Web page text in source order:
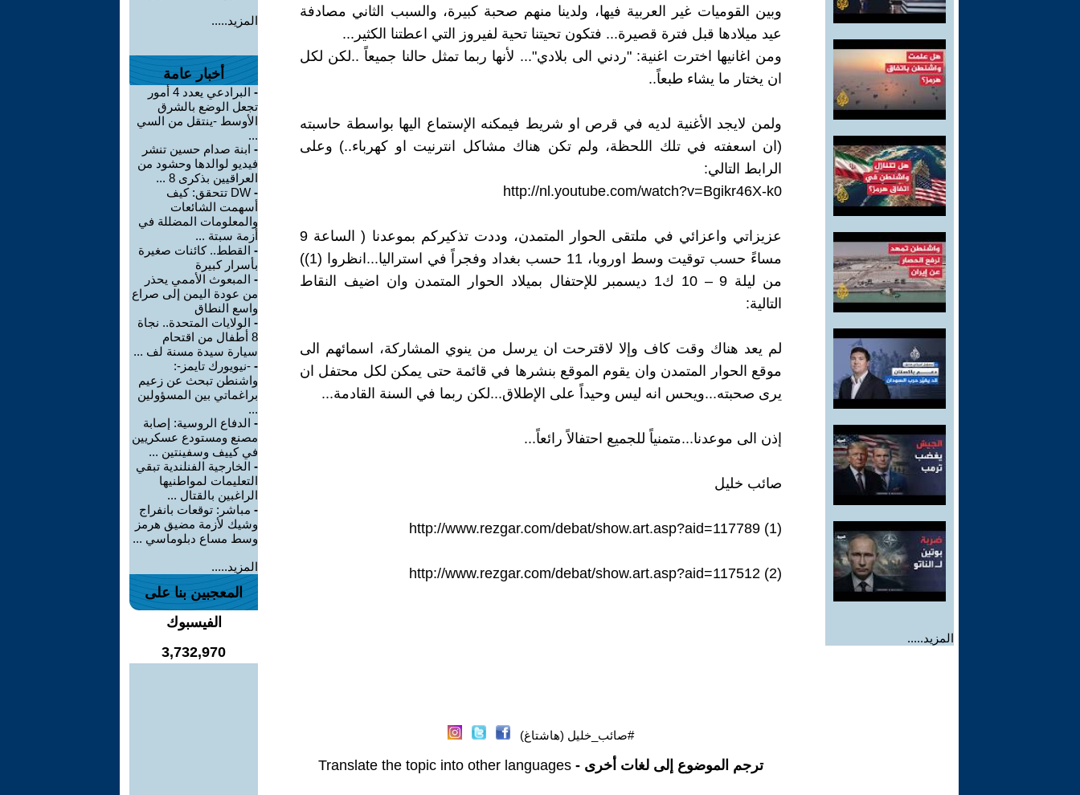
المزيد.....
وبين القوميات غير العربية فيها، ولدينا منهم صحبة كبيرة، والسبب الثاني مصادفة
عيد ميلادها قبل فترة قصيرة... فتكون تحيتنا تحية لفيروز التي اعطتنا الكثير...
ومن اغانيها اخترت اغنية: "ردني الى بلادي"... لأنها ربما تمثل حالنا جميعاً ..لكن لكل
ان يختار ما يشاء طبعاً..
ولمن لايجد الأغنية لديه في قرص او شريط فيمكنه الإستماع اليها بواسطة حاسبته
(ان اسعفته في تلك اللحظة، ولم تكن هناك مشاكل انترنيت او كهرباء..) وعلى
الرابط التالي:
http://nl.youtube.com/watch?v=Bgikr46X-k0
عزيزاتي واعزائي في ملتقى الحوار المتمدن، وددت تذكيركم بموعدنا ( الساعة 9
مساءً حسب توقيت وسط اوروبا، 11 حسب بغداد وفجراً في استراليا...انظروا (1))
من ليلة 9 – 10 ك1 ديسمبر للإحتفال بميلاد الحوار المتمدن وان اضيف النقاط
التالية:
لم يعد هناك وقت كاف وإلا لاقترحت ان يرسل من ينوي المشاركة، اسمائهم الى
موقع الحوار المتمدن وان يقوم الموقع بنشرها في قائمة حتى يمكن لكل محتفل ان
يرى صحبته...ويحس انه ليس وحيداً على الإطلاق...لكن ربما في السنة القادمة...
إذن الى موعدنا...متمنياً للجميع احتفالاً رائعاً...
صائب خليل
(1)
http://www.rezgar.com/debat/show.art.asp?aid=117789
(2)
http://www.rezgar.com/debat/show.art.asp?aid=117512
#صائب_خليل (هاشتاغ)
ترجم الموضوع إلى لغات أخرى - Translate the topic into other languages
المزيد.....
أخبار عامة
-
البرادعي يعدد 4 أمور
تجعل الوضع بالشرق
الأوسط -ينتقل من السي
...
- ابنة صدام حسين تنشر
فيديو لوالدها وحشود من
العراقيين بذكرى 8 ...
-
DW تتحقق: كيف
أسهمت الشائعات
والمعلومات المضللة في
أزمة سبتة ...
- القطط.. كائنات صغيرة
بأسرار كبيرة
- المبعوث الأممي يحذر
من عودة اليمن إلى صراع
واسع النطاق
- الولايات المتحدة.. نجاة
8 أطفال من اقتحام
سيارة سيدة مسنة لف ...
- -نيويورك تايمز-:
واشنطن تبحث عن زعيم
براغماتي بين المسؤولين
...
- الدفاع الروسية: إصابة
مصنع ومستودع عسكريين
في كييف وسفينتين ...
- الخارجية الفنلندية تبقي
التعليمات لمواطنيها
الراغبين بالقتال ...
- مباشر: توقعات بانفراج
وشيك لأزمة مضيق هرمز
وسط مساع دبلوماسي ...
المزيد.....
المعجبين بنا على
الفيسبوك
3,732,970